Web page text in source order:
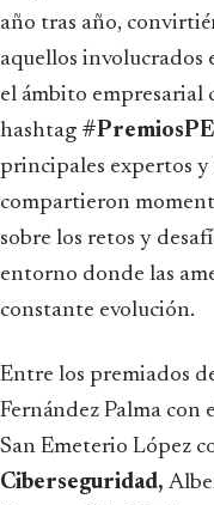
año tras año,
aquellos involucrados
el ámbito empresarial
hashtag
principales expertos y
compartieron
sobre los retos y
entorno donde las
constante evolución.
Entre los premiados
Fernández Palma con
San Emeterio López
Ciberseguridad,